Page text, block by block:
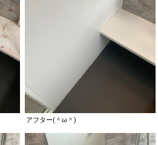
アフター(＾ω＾)